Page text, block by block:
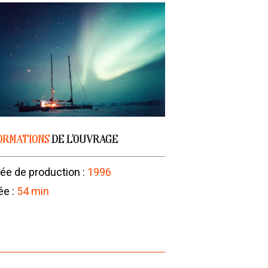
DE L’OUVRAGE
de production : 1996
: 54 min